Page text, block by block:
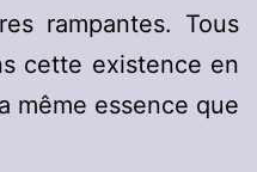
rampantes. Tous
cette existence en
même essence que